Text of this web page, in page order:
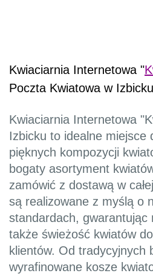
Kwiaciarnia Internetowa "
Poczta Kwiatowa w Izbicku
Kwiaciarnia Internetowa
Izbicku to idealne miejsce
pięknych kompozycji
bogaty asortyment
zamówić z dostawą w
są realizowane z myślą o
standardach, gwarantując
także świeżość kwiatów
klientów. Od tradycyjnych
wyrafinowane kosze